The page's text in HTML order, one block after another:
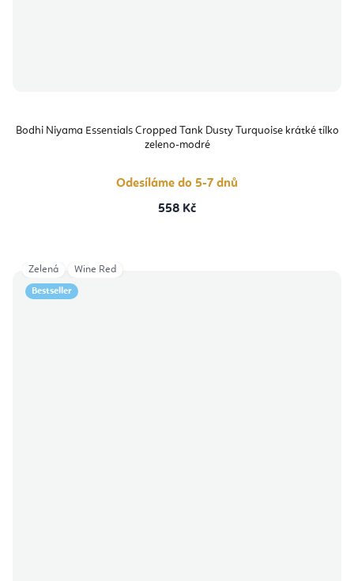
Bodhi Niyama Essentials Cropped Tank Dusty Turquoise krátké tílko
zeleno-modré
Odesíláme do 5-7 dnů
558 Kč
Bestseller
Zelená Wine Red